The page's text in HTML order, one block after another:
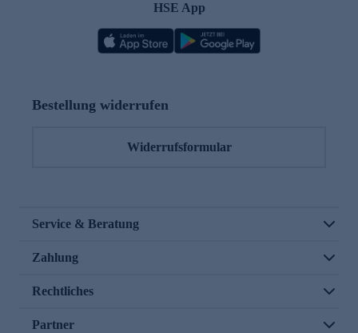
HSE App
Bestellung widerrufen
Widerrufsformular
Service & Beratung
Zahlung
Rechtliches
Partner